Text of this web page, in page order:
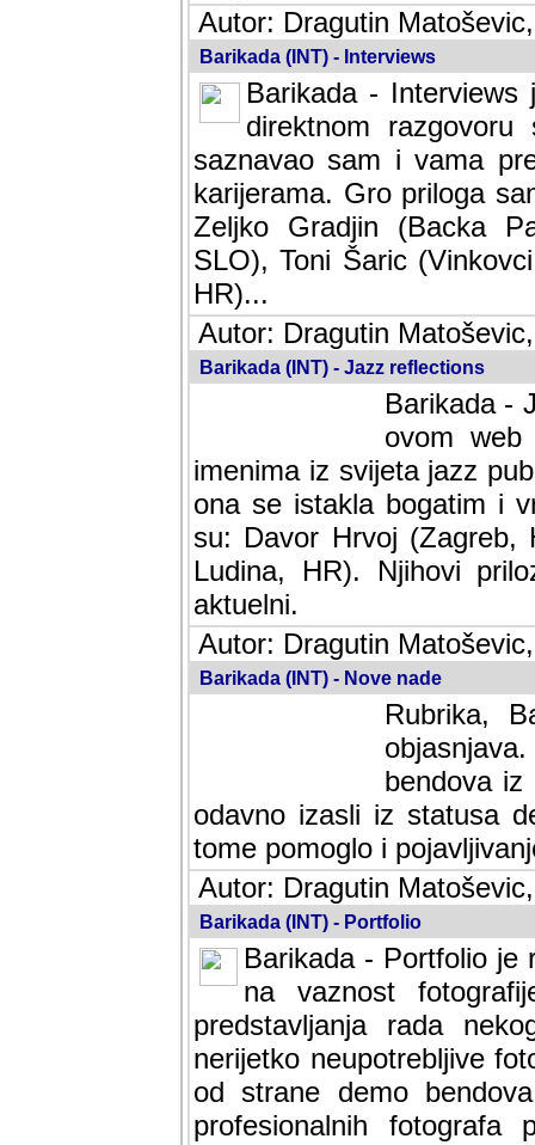
Autor: Dragutin
Barikada (INT) - Interviews
Barikada -
direktnom
saznavao sam i vama
karijerama. Gro priloga
Zeljko Gradjin (Backa
SLO), Toni Šaric
HR)...
Autor: Dragutin
Barikada (INT) - Jazz reflections
Barikada -
ovom web
imenima iz svijeta jazz
ona se istakla bogatim i
su: Davor Hrvoj (Zagreb,
Ludina, HR). Njihovi
aktuelni.
Autor: Dragutin
Barikada (INT) - Nove nade
Rubrika,
bendova
odavno izasli iz statusa
tome pomoglo i
Autor: Dragutin
Barikada (INT) - Portfolio
Barikada - Portfolio je
na vaznost
predstavljanja rada
nerijetko neupotrebljive
od strane demo
profesionalnih fotografa